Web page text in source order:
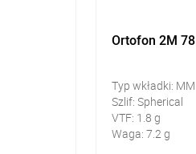
Ortofon 2M 78
Typ wkładki: MM
Szlif: Spherical
VTF: 1.8 g
Waga: 7.2 g